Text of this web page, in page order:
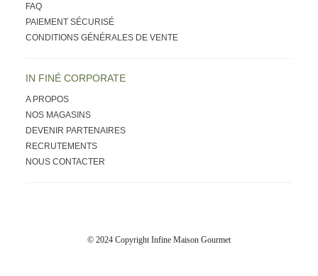
FAQ
PAIEMENT SÉCURISÉ
CONDITIONS GÉNÉRALES DE VENTE
IN FINÉ CORPORATE
A PROPOS
NOS MAGASINS
DEVENIR PARTENAIRES
RECRUTEMENTS
NOUS CONTACTER
© 2024 Copyright Infine Maison Gourmet